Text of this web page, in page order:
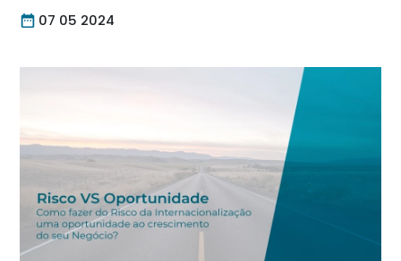
07 05 2024